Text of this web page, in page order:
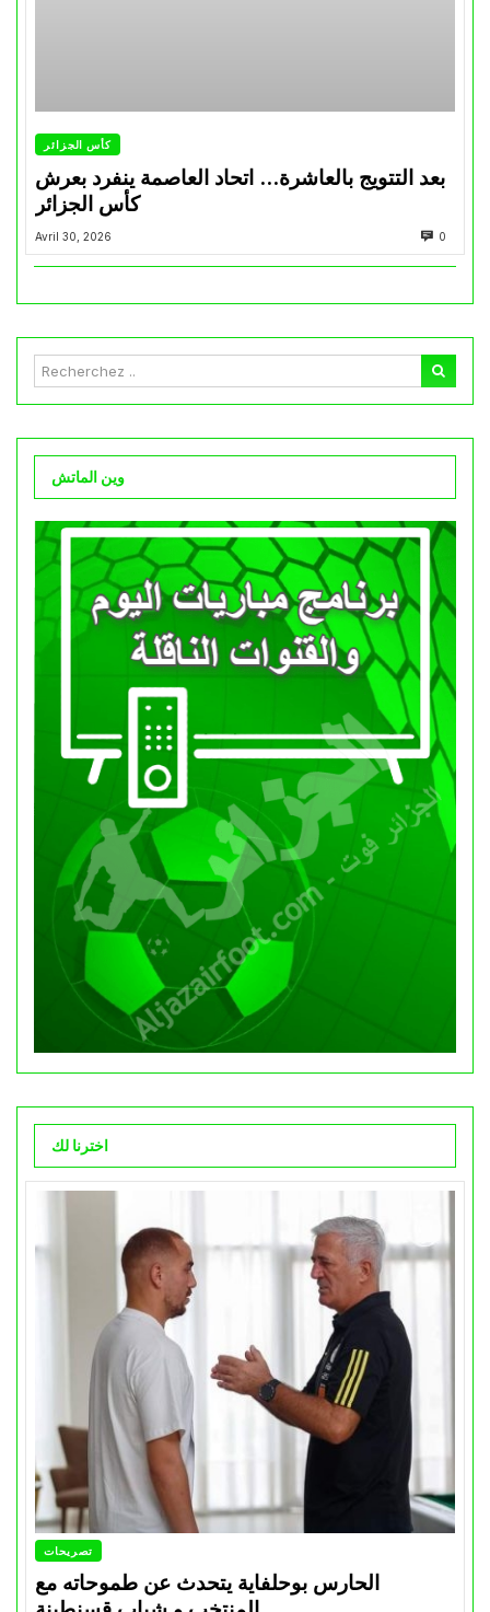
كأس الجزائر
بعد التتويج بالعاشرة… اتحاد العاصمة ينفرد بعرش
كأس الجزائر
Avril 30, 2026 0
وين الماتش
اخترنا لك
تصريحات
الحارس بوحلفاية يتحدث عن طموحاته مع